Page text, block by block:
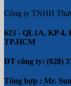
Công ty TNHH
623 - QL1A, KP 4,
TP.HCM
ĐT công ty: (028)
Tổng hợp : Mr.